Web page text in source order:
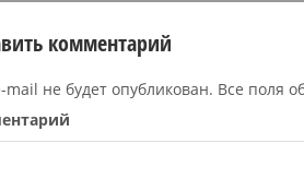
комментарий
не будет опубликован. Все поля